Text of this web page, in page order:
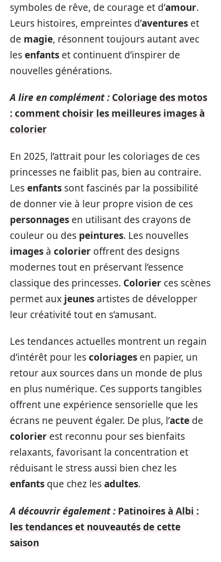
symboles de rêve, de courage et d’amour.
Leurs histoires, empreintes d’aventures et
de magie, résonnent toujours autant avec
lesenfants et continuent d’inspirer de
nouvelles générations.
A lire en complément : Coloriage des motos
: comment choisir les meilleures images à
colorier
En 2025, l’attrait pour les coloriages de ces
princesses ne faiblit pas, bien au contraire.
Lesenfants sont fascinés par la possibilité
de donner vie à leur propre vision de ces
personnages en utilisant des crayons de
couleur ou des peintures. Les nouvelles
images à colorier offrent des designs
modernes tout en préservant l’essence
classique des princesses. Colorier ces scènes
permet aux jeunes artistes de développer
leur créativité tout en s’amusant.
Les tendances actuelles montrent un regain
d’intérêt pour lescoloriages en papier, un
retour aux sources dans un monde de plus
en plus numérique. Ces supports tangibles
offrent une expérience sensorielle que les
écrans ne peuvent égaler. De plus, l’acte de
colorier est reconnu pour ses bienfaits
relaxants, favorisant la concentration et
réduisant le stress aussi bien chez les
enfants que chez lesadultes.
A découvrir également : Patinoires à Albi :
les tendances et nouveautés de cette
saison